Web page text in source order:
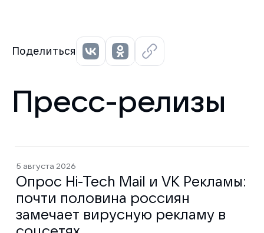
Поделиться
Пресс-релизы
5 августа 2026
Опрос Hi-Tech Mail и VK Рекламы:
почти половина россиян
замечает вирусную рекламу в